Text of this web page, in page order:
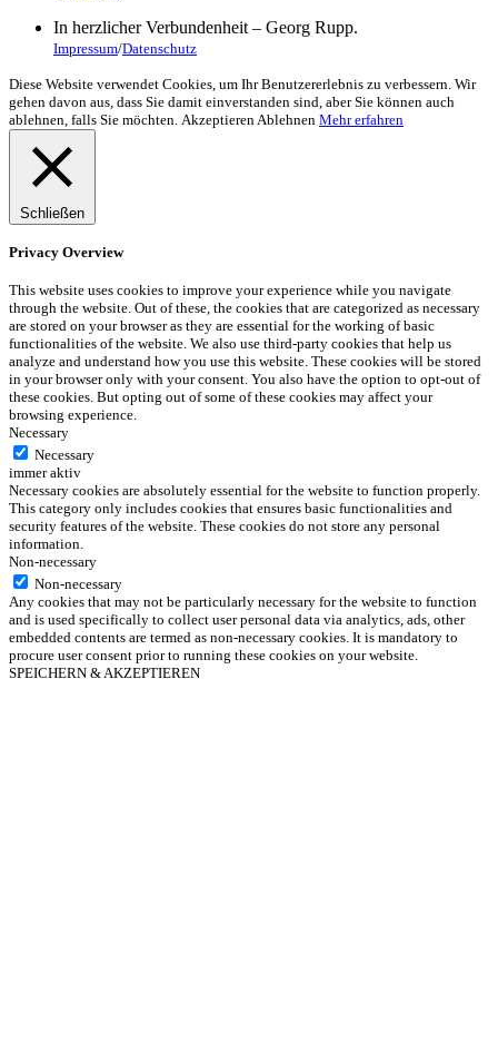
In herzlicher Verbundenheit – Georg Rupp.
Impressum/Datenschutz
Diese Website verwendet Cookies, um Ihr Benutzererlebnis zu verbessern. Wir
gehen davon aus, dass Sie damit einverstanden sind, aber Sie können auch
ablehnen, falls Sie möchten. Akzeptieren Ablehnen Mehr erfahren
Schließen
Privacy Overview
This website uses cookies to improve your experience while you navigate
through the website. Out of these, the cookies that are categorized as necessary
are stored on your browser as they are essential for the working of basic
functionalities of the website. We also use third-party cookies that help us
analyze and understand how you use this website. These cookies will be stored
in your browser only with your consent. You also have the option to opt-out of
these cookies. But opting out of some of these cookies may affect your
browsing experience.
Necessary
Necessary
immer aktiv
Necessary cookies are absolutely essential for the website to function properly.
This category only includes cookies that ensures basic functionalities and
security features of the website. These cookies do not store any personal
information.
Non-necessary
Non-necessary
Any cookies that may not be particularly necessary for the website to function
and is used specifically to collect user personal data via analytics, ads, other
embedded contents are termed as non-necessary cookies. It is mandatory to
procure user consent prior to running these cookies on your website.
SPEICHERN & AKZEPTIEREN